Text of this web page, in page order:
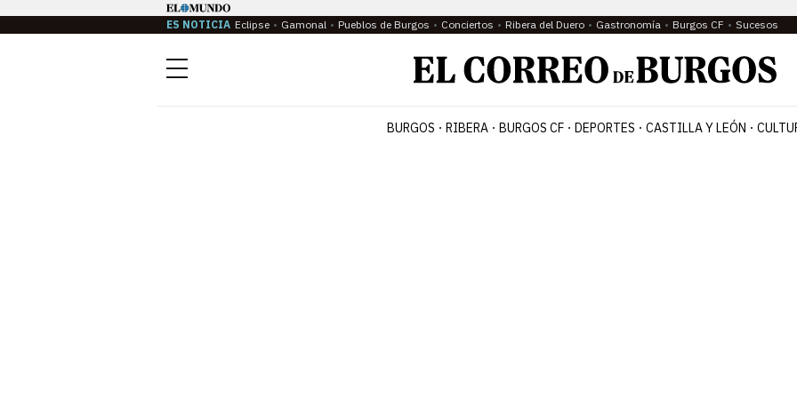
ES NOTICIA Eclipse Gamonal Pueblos de Burgos Conciertos Ribera del Duero Gastronomía Burgos CF Sucesos
Menú
BURGOS RIBERA BURGOS CF DEPORTES CASTILLA Y LEÓN